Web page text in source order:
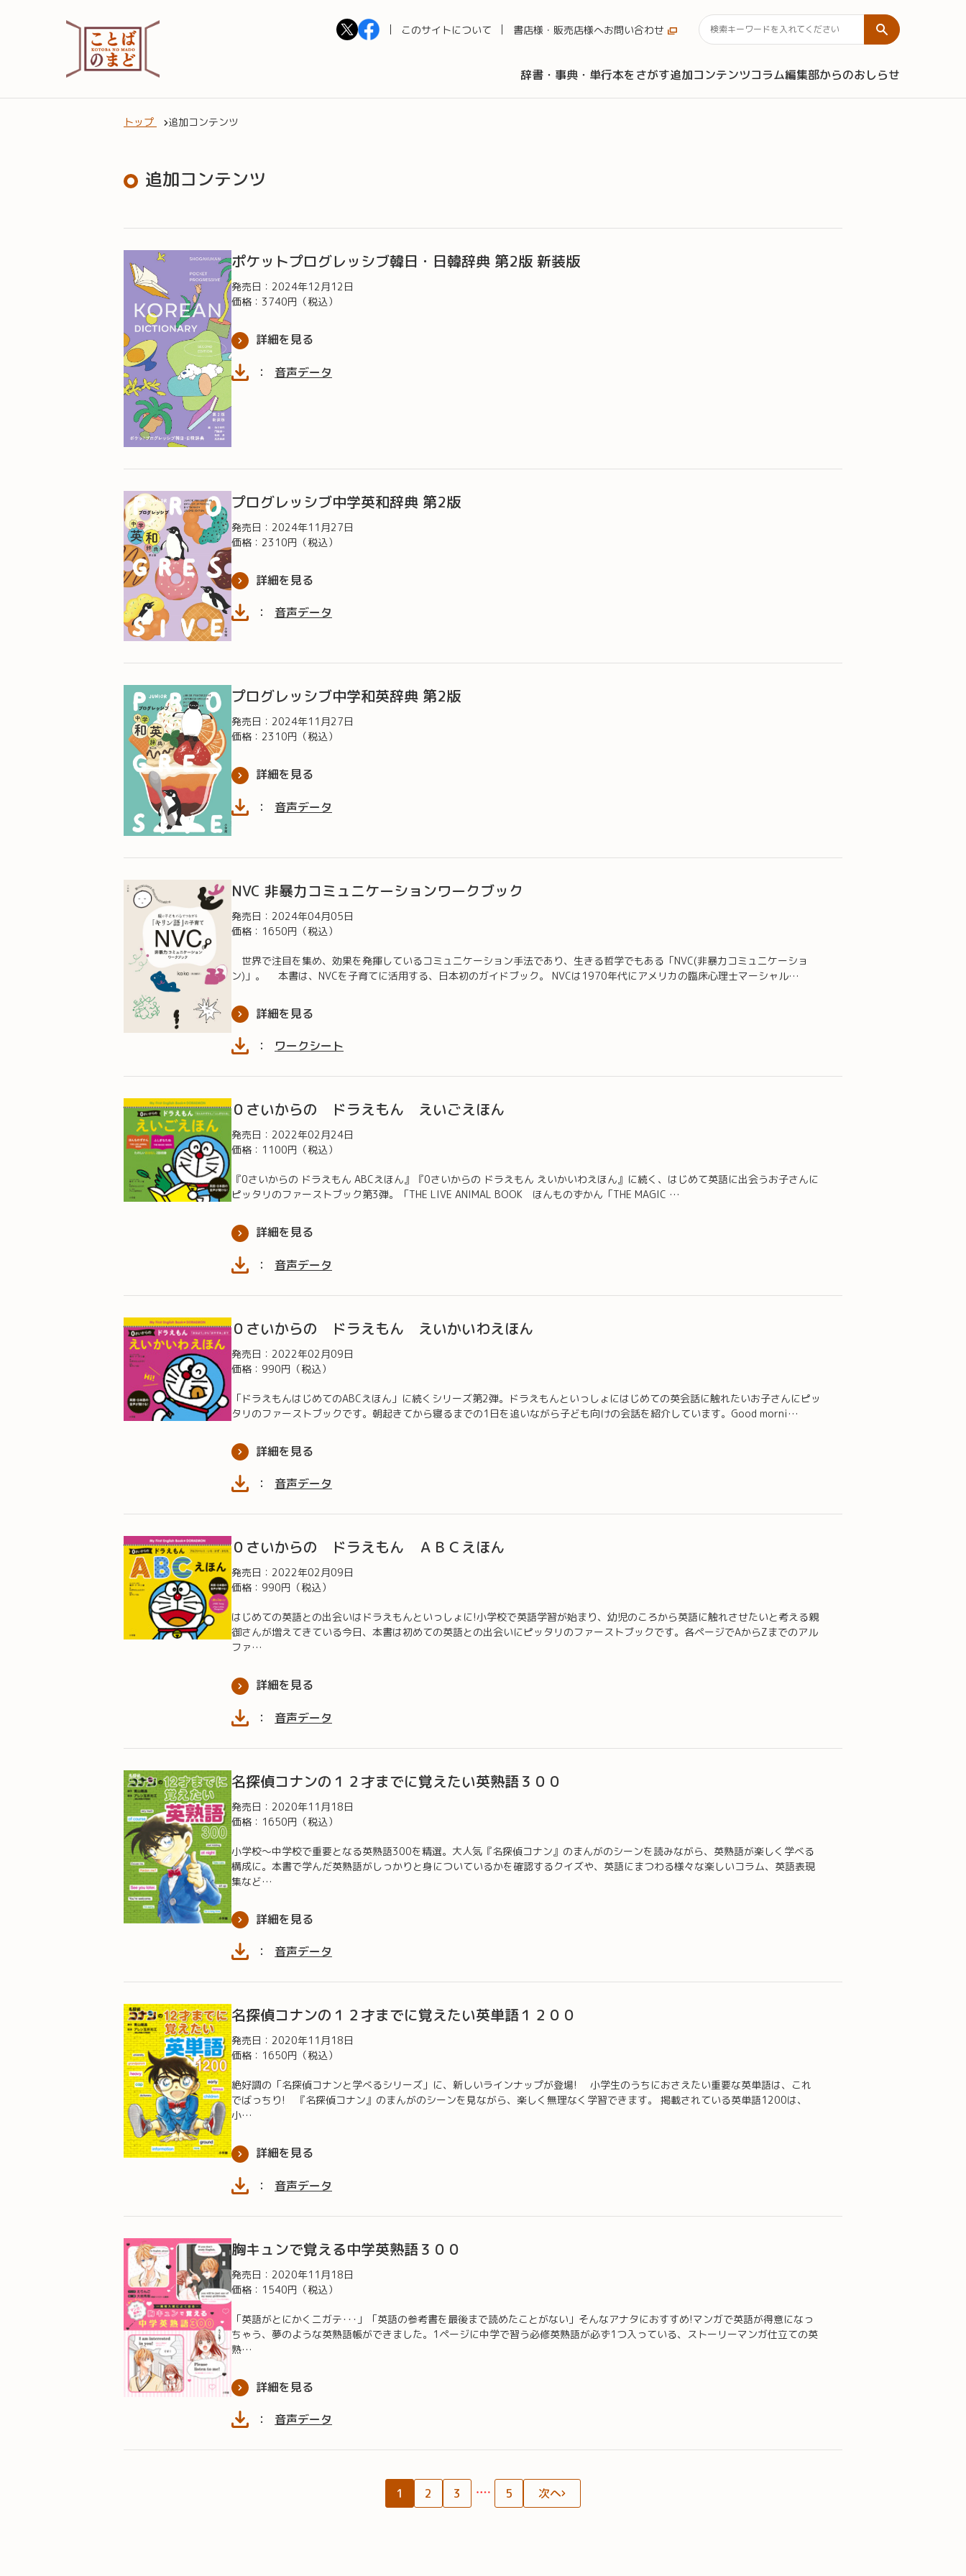
このサイトについて 書店様・販売店様へお問い合わせ
辞書・事典・単行本をさがす追加コンテンツコラム編集部からのおしらせ
トップ 追加コンテンツ
追加コンテンツ
ポケットプログレッシブ韓日・日韓辞典 第2版 新装版
発売日： 2024年12月12日
価格：3740円（税込）
詳細を見る
： 音声データ
プログレッシブ中学英和辞典 第2版
発売日： 2024年11月27日
価格：2310円（税込）
詳細を見る
： 音声データ
プログレッシブ中学和英辞典 第2版
発売日： 2024年11月27日
価格：2310円（税込）
詳細を見る
： 音声データ
NVC 非暴力コミュニケーションワークブック
発売日： 2024年04月05日
価格：1650円（税込）
世界で注目を集め、効果を発揮しているコミュニケーション手法であり、生きる哲学でもある「NVC(非暴力コミュニケーショ
ン)」。 本書は、NVCを子育てに活用する、日本初のガイドブック。 NVCは1970年代にアメリカの臨床心理士マーシャル…
詳細を見る
： ワークシート
０さいからの ドラえもん えいごえほん
発売日： 2022年02月24日
価格：1100円（税込）
『0さいからの ドラえもん ABCえほん』『0さいからの ドラえもん えいかいわえほん』に続く、はじめて英語に出会うお子さんに
ピッタリのファーストブック第3弾。「THE LIVE ANIMAL BOOK ほんものずかん「THE MAGIC …
詳細を見る
： 音声データ
０さいからの ドラえもん えいかいわえほん
発売日： 2022年02月09日
価格：990円（税込）
「ドラえもんはじめてのABCえほん」に続くシリーズ第2弾。ドラえもんといっしょにはじめての英会話に触れたいお子さんにピッ
タリのファーストブックです。朝起きてから寝るまでの1日を追いながら子ども向けの会話を紹介しています。Good morni…
詳細を見る
： 音声データ
０さいからの ドラえもん ＡＢＣえほん
発売日： 2022年02月09日
価格：990円（税込）
はじめての英語との出会いはドラえもんといっしょに!小学校で英語学習が始まり、幼児のころから英語に触れさせたいと考える親
御さんが増えてきている今日、本書は初めての英語との出会いにピッタリのファーストブックです。各ページでAからZまでのアル
ファ…
詳細を見る
： 音声データ
名探偵コナンの１２才までに覚えたい英熟語３００
発売日： 2020年11月18日
価格：1650円（税込）
小学校～中学校で重要となる英熟語300を精選。大人気『名探偵コナン』のまんがのシーンを読みながら、英熟語が楽しく学べる
構成に。本書で学んだ英熟語がしっかりと身についているかを確認するクイズや、英語にまつわる様々な楽しいコラム、英語表現
集など…
詳細を見る
： 音声データ
名探偵コナンの１２才までに覚えたい英単語１２００
発売日： 2020年11月18日
価格：1650円（税込）
絶好調の「名探偵コナンと学べるシリーズ」に、新しいラインナップが登場! 小学生のうちにおさえたい重要な英単語は、これ
でばっちり! 『名探偵コナン』のまんがのシーンを見ながら、楽しく無理なく学習できます。 掲載されている英単語1200は、
小…
詳細を見る
： 音声データ
胸キュンで覚える中学英熟語３００
発売日： 2020年11月18日
価格：1540円（税込）
「英語がとにかくニガテ･･･」「英語の参考書を最後まで読めたことがない」そんなアナタにおすすめ!マンガで英語が得意になっ
ちゃう、夢のような英熟語帳ができました。1ページに中学で習う必修英熟語が必ず1つ入っている、ストーリーマンガ仕立ての英
熟…
詳細を見る
： 音声データ
1 2 3 5 次へ